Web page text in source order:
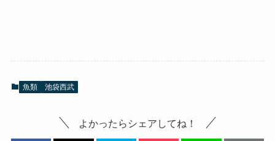
魚類 池袋西武
よかったらシェアしてね！